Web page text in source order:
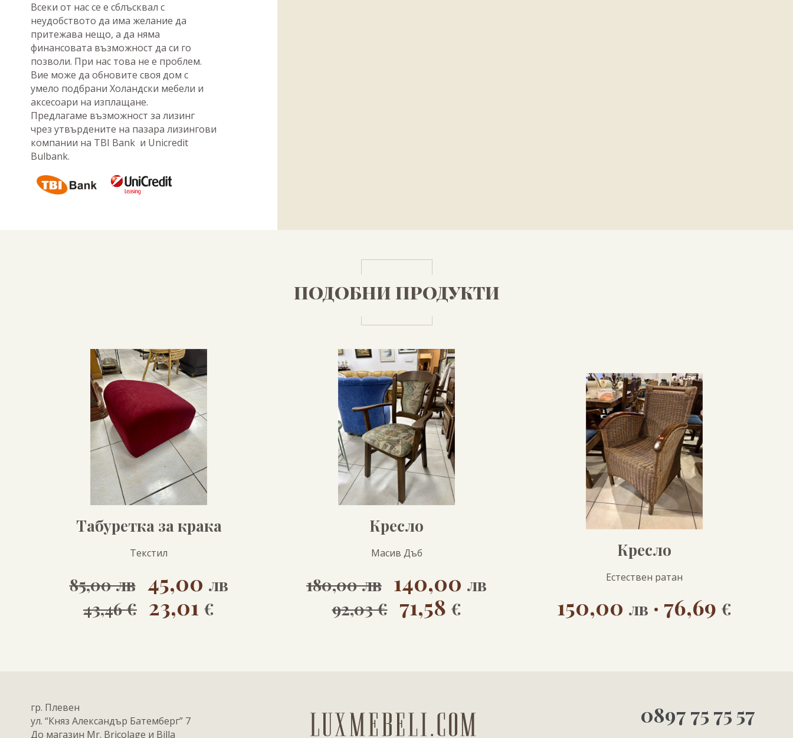
Всеки от нас се е сблъсквал с
неудобството да има желание да
притежава нещо, а да няма
финансовата възможност да си го
позволи. При нас това не е проблем.
Вие може да обновите своя дом с
умело подбрани Холандски мебели и
аксесоари на изплащане.
Предлагаме възможност за лизинг
чрез утвърдените на пазара лизингови
компании на TBI Bank и Unicredit
Bulbank.
ПОДОБНИ ПРОДУКТИ
Табуретка за крака
Текстил
85,00 лв 45,00 лв
43,46 € 23,01 €
Кресло
Масив Дъб
180,00 лв 140,00 лв
92,03 € 71,58 €
Кресло
Естествен ратан
150,00 лв · 76,69 €
гр. Плевен
ул. “Княз Александър Батемберг” 7
До магазин Mr. Bricolage и Billa
0897 75 75 57